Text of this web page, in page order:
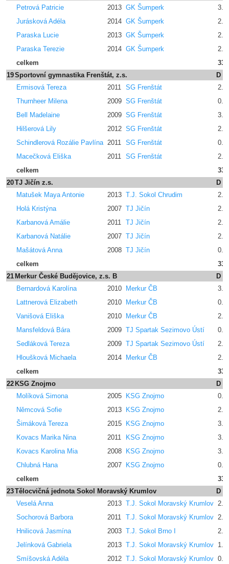
Petrová Patricie
2013 GK Šumperk
Jurásková Adéla
2014 GK Šumperk
Paraska Lucie
2013 GK Šumperk
Paraska Terezie
2014 GK Šumperk
celkem
19Sportovní gymnastika Frenštát, z.s.
D
Ermisová Tereza
2011 SG Frenštát
Thurnheer Milena
2009 SG Frenštát
Bell Madelaine
2009 SG Frenštát
Hilšerová Lily
2012 SG Frenštát
Schindlerová Rozálie Pavlína 2011 SG Frenštát
Macečková Eliška
2011 SG Frenštát
celkem
20TJ Jičín z.s.
D
Matušek Maya Antonie
2013 T.J. Sokol Chrudim
Holá Kristýna
2007 TJ Jičín
Karbanová Amálie
2011 TJ Jičín
Karbanová Natálie
2007 TJ Jičín
Mašátová Anna
2008 TJ Jičín
celkem
21 Merkur České Budějovice, z.s. B
D
Bernardová Karolína
2010 Merkur ČB
Lattnerová Elizabeth
2010 Merkur ČB
Vanišová Eliška
2010 Merkur ČB
Mansfeldová Bára
2009 TJ Spartak Sezimovo Ústí
Sedláková Tereza
2009 TJ Spartak Sezimovo Ústí
Hloušková Michaela
2014 Merkur ČB
celkem
22 KSG Znojmo
D
Molíková Simona
2005 KSG Znojmo
Němcová Sofie
2013 KSG Znojmo
Šimáková Tereza
2015 KSG Znojmo
Kovacs Marika Nina
2011 KSG Znojmo
Kovacs Karolina Mia
2008 KSG Znojmo
Chlubná Hana
2007 KSG Znojmo
celkem
23Tělocvičná jednota Sokol Moravský Krumlov
D
Veselá Anna
2013 T.J. Sokol Moravský Krumlov
Sochorová Barbora
2011 T.J. Sokol Moravský Krumlov
Hnilicová Jasmína
2003 T.J. Sokol Brno I
Jelínková Gabriela
2013 T.J. Sokol Moravský Krumlov
Smíšovská Adéla
2012 T.J. Sokol Moravský Krumlov